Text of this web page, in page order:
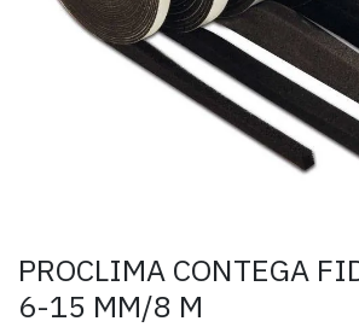
PROCLIMA CONTEGA
6-15 MM/8 M